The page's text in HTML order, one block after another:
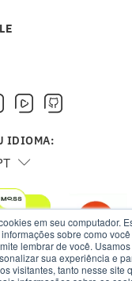
em seu computador.
sobre como
lembrar de você.
sua experiência e
visitantes, tanto nesse site
IDIOMA: